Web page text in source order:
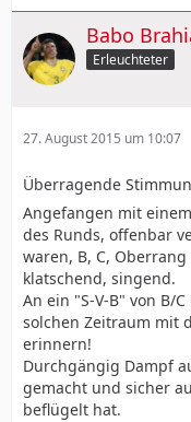
Babo
Erleuchteter
27. August 2015 um 10:07
Überragende
Angefangen mit
des Runds, offenbar
waren, B, C,
klatschend, singend.
An ein "S-V-B" von B/
solchen Zeitraum mit
erinnern!
Durchgängig Dampf
gemacht und sicher
beflügelt hat.